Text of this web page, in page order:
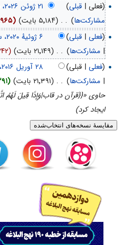
(فعلی | قبلی)
مشارکت‌ها)
. . (۵٬۱۸۴ بایت) (-۱۵٬۹۶۵)
(فعلی| قبلی)
| مشارکت‌ها)
. . (۲۱٬۱۴۹ بایت) (-
(فعلی| قبلی)
| مشارکت‌ها)
. . (۲۱٬۳۹۱ بایت)
حاوی «{{قرآن در قاب|وَإِذَا قِيلَ لَهُمُ
ایجاد کرد)